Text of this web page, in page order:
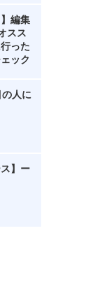
編集
スス
った
ック
の人に
】ー